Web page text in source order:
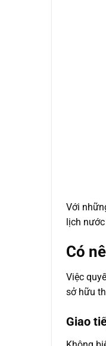
Với
lịch
Có
Việc
sở hữu
Giao